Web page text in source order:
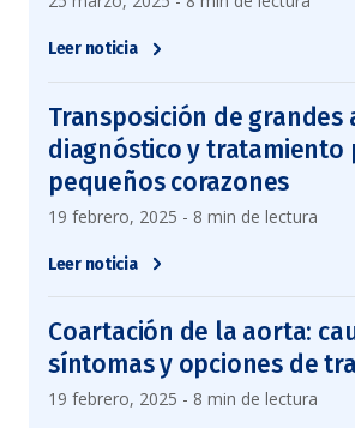
Leer noticia
Transposición de grandes
diagnóstico y tratamiento
pequeños corazones
19 febrero, 2025 - 8 min de lectura
Leer noticia
Coartación de la aorta:
síntomas y opciones de
19 febrero, 2025 - 8 min de lectura